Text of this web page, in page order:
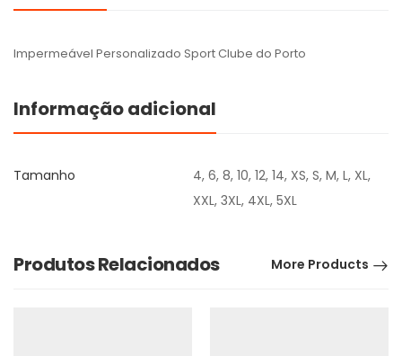
Impermeável Personalizado Sport Clube do Porto
Informação adicional
Tamanho
4, 6, 8, 10, 12, 14, XS, S, M, L, XL,
XXL, 3XL, 4XL, 5XL
Produtos Relacionados More Products